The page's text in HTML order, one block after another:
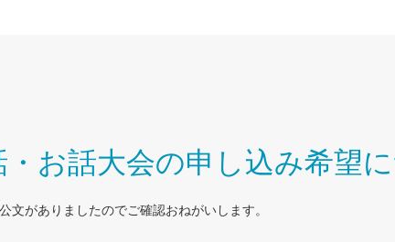
お話大会の申し込み希望
文がありましたのでご確認おねがいします。